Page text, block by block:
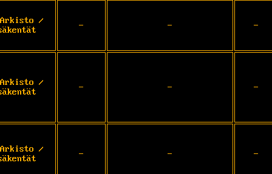
/
- - -
/
- - -
/
- - -